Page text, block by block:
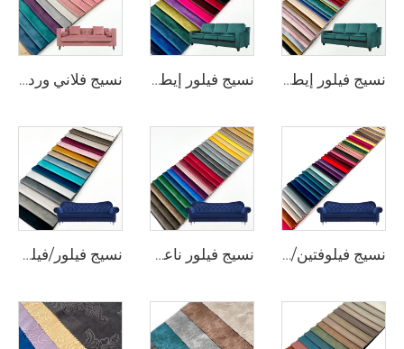
نسيج فيلور إيطالي من البوليستر بنسبة 100% من علامة وي جوي، ناعم كالجليد، مثالي لتغطية الأرائك وديكور المنزل والأغطية الزينة للوسائد، ناعم وفخم ومتين، يُباع بالمتر نسيج فيلور إيطالي من علامة وي جوي بوزن ٢٥٠ غرام/م²، عرضه ٢٨٠ سم، مناسب للستائر والديكور المنزلي ومعالجة النوافذ، ناعم وفخم ومتين، يُباع بالمتر نسيج فلاني وردي من شركة وي جوي بوزن 230 غ/م²، مناسب لتغليف الأثاث والأرائك وغطاء الوسائد، وزينة المنزل، ناعم وفروي وخفيف الوزن ومتين جدًّا، ويُباع بالمتر
نسيج فيلوفتين/فيلور عادي بوزن ٢٦٠ غرام/م² من علامة وي جوي، بلون واحد، متعدد الألوان، مناسب لتغطية الأرائك والوسائد وتأثيث الأثاث وديكور المنزل، ناعم وفخم ومتين، يُباع بالمتر نسيج فيلور ناعم وبألوان زاهية بوزن ٢٦٠ غرام/م² من علامة وي جوي، مناسب لتغطية الأرائك والوسائد وتأثيث الأثاث وديكور المنزل، ناعم وفخم ومتين، يُباع بالمتر نسيج فيلور/فيلور من البوليستر حسب الطلب من علامة وي جوي، مناسب لتغطية الأرائك والكراسي وتأثيث الأثاث وأغطية الوسائد وديكور المنزل، ناعم وفخم ومتين، يُباع بالمتر